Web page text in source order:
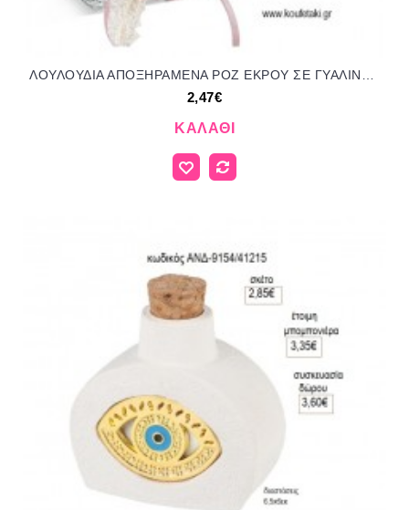
ΛΟΥΛΟΥΔΙΑ ΑΠΟΞΗΡΑΜΕΝΑ ΡΟΖ ΕΚΡΟΥ ΣΕ ΓΥΑΛΙΝΟ ΜΠΟΥΚΑΛΑΚΙ ΓΙΑ ΑΡΩΜΑΤΙΚΟ ΧΩΡΟΥ για μπομπονιέρες - γούρια ΠΑΡ-ΜΠ19903/41169 2.47€!!!
2,47€
ΚΑΛΆΘΙ